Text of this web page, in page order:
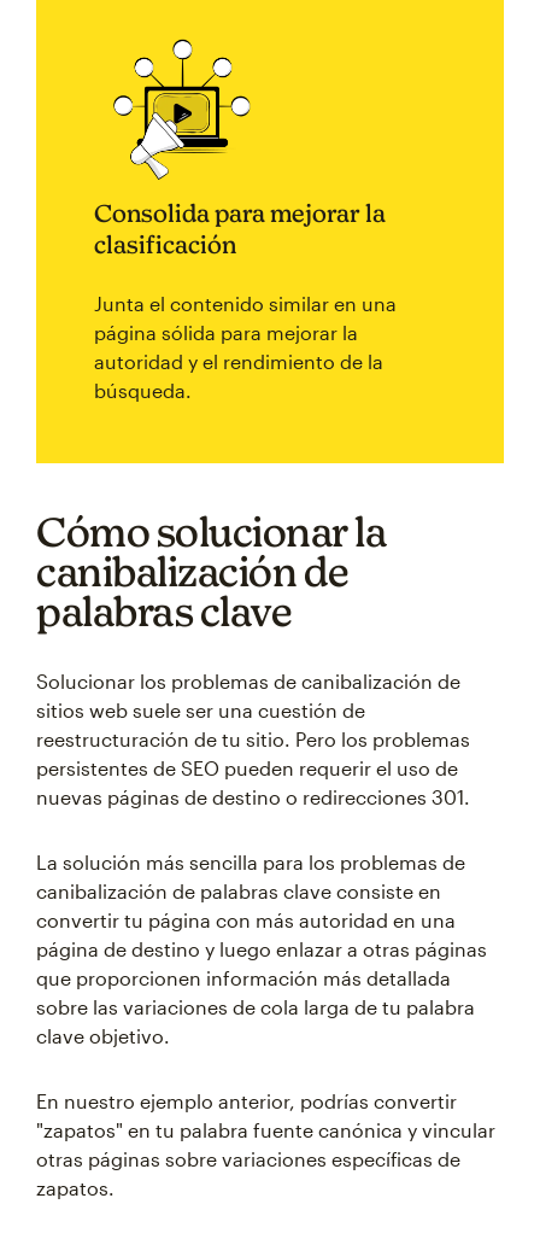
Consolida para mejorar la
clasificación
Junta el contenido similar en una
página sólida para mejorar la
autoridad y el rendimiento de la
búsqueda.
Cómo solucionar la
canibalización de
palabras clave
Solucionar los problemas de canibalización de
sitios web suele ser una cuestión de
reestructuración de tu sitio. Pero los problemas
persistentes de SEO pueden requerir el uso de
nuevas páginas de destino o redirecciones 301.
La solución más sencilla para los problemas de
canibalización de palabras clave consiste en
convertir tu página con más autoridad en una
página de destino y luego enlazar a otras páginas
que proporcionen información más detallada
sobre las variaciones de cola larga de tu palabra
clave objetivo.
En nuestro ejemplo anterior, podrías convertir
"zapatos" en tu palabra fuente canónica y vincular
otras páginas sobre variaciones específicas de
zapatos.